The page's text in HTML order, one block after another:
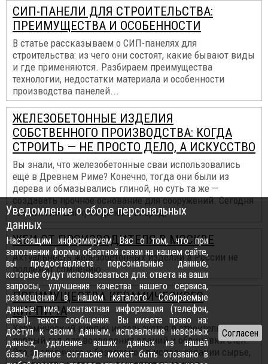
СИП-ПАНЕЛИ ДЛЯ СТРОИТЕЛЬСТВА:
ПРЕИМУЩЕСТВА И ОСОБЕННОСТИ
В статье рассказываем о СИП-панелях для
строительства: из чего они состоят, какие бывают виды
и где применяются. Разбираем преимущества
технологии, недостатки материала и особенности
производства панелей...
ЖЕЛЕЗОБЕТОННЫЕ ИЗДЕЛИЯ
СОБСТВЕННОГО ПРОИЗВОДСТВА: КОГДА
СТРОИТЬ — НЕ ПРОСТО ДЕЛО, А ИСКУССТВО
Вы знали, что железобетонные сваи использовались
ещё в Древнем Риме? Конечно, тогда они были из
дерева и обмазывались глиной, но суть та же —
создавать прочное основание для сооружений. Сегодня
технологии шагнули далеко вперёд,
ЖБИ ОТ ПРОИЗВОДИТЕЛЯ В МОСКВЕ
Актуальность железобетонных изделий в России не
подлежит сомнению
ПРЕИМУЩЕСТВА КЕРАМИЧЕСКОГО
КИРПИЧА
Керамический кирпич используется в строительстве не
первый год для возведения зданий и облицовки стен.
Это экологичное и безопасное в использовании сырье,
Уведомление о сборе персональных
данных
Настоящим информируем Вас о том, что при
заполнении формы обратной связи на нашем сайте,
вы предоставляете персональные данные,
которые будут использоваться для: ответа на ваши
запросы, улучшения качества нашего сервиса,
размещения в нашем каталоге. Собираемые
данные: имя, контактная информация (телефон,
email), текст сообщения. Вы имеете право на:
доступ к своим данным, исправление неверных
данных, удаление ваших данных из нашей
базы. Данное согласие может быть отозвано в